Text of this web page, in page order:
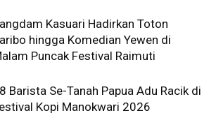
Kasuari Hadirkan Toton
hingga Komedian Yewen di
Puncak Festival Raimuti
Barista Se-Tanah Papua Adu Racik di
Kopi Manokwari 2026